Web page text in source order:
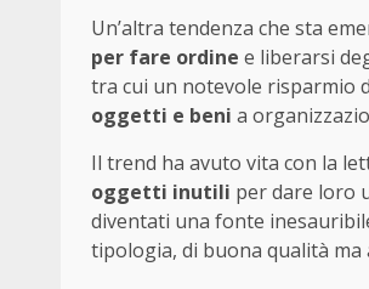
Un’altra tendenza che sta
per fare ordine e liberarsi
tra cui un notevole risparmio
oggetti e beni a
Il trend ha avuto vita con la
oggetti inutili per dare loro
diventati una fonte
tipologia, di buona qualità ma